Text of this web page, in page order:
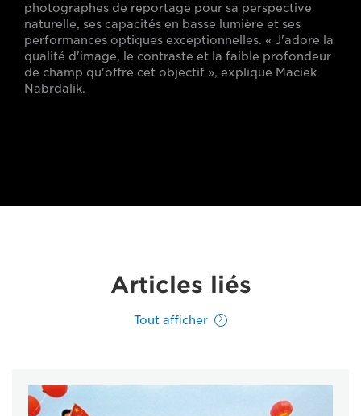
photographes de reportage pour sa perspective
naturelle, ses capacités en basse lumière et ses
performances optiques exceptionnelles. « J'adore la
qualité d'image, le contraste et la faible profondeur
de champ qu'offre cet objectif », explique Maciek
Nabrdalik.
Articles liés
Tout afficher